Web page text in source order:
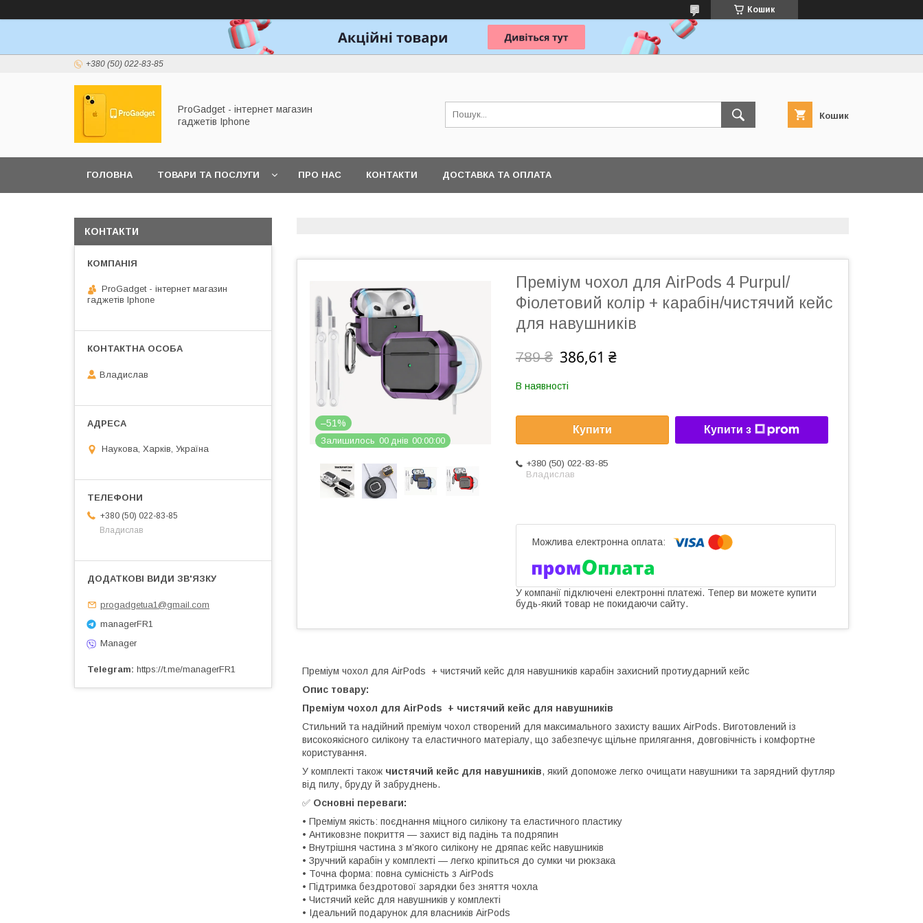
Кошик
+380 (50) 022-83-85
ProGadget - iнтернет магазин
гаджетів Iphone
Кошик
ГОЛОВНА ТОВАРИ ТА ПОСЛУГИ ПРО НАС КОНТАКТИ ДОСТАВКА ТА ОПЛАТА
–51%
Залишилось 00 днів 00 00 00
Преміум чохол для AirPods 4 Purpul/
Фіолетовий колір + карабін/чистячий кейс
для навушників
789 ₴ 386,61 ₴
В наявності
Купити Купити з
+380 (50) 022-83-85
Владислав
У компанії підключені електронні платежі. Тепер ви можете купити
будь-який товар не покидаючи сайту.
Преміум чохол для AirPods + чистячий кейс для навушників карабін захисний протиударний кейс
Опис товару:
Преміум чохол для AirPods + чистячий кейс для навушників
Стильний та надійний преміум чохол створений для максимального захисту ваших AirPods. Виготовлений із
високоякісного силікону та еластичного матеріалу, що забезпечує щільне прилягання, довговічність і комфортне
користування.
У комплекті також чистячий кейс для навушників, який допоможе легко очищати навушники та зарядний футляр
від пилу, бруду й забруднень.
✅ Основні переваги:
• Преміум якість: поєднання міцного силікону та еластичного пластику
• Антиковзне покриття — захист від падінь та подряпин
• Внутрішня частина з м’якого силікону не дряпає кейс навушників
• Зручний карабін у комплекті — легко кріпиться до сумки чи рюкзака
• Точна форма: повна сумісність з AirPods
• Підтримка бездротової зарядки без зняття чохла
• Чистячий кейс для навушників у комплекті
• Ідеальний подарунок для власників AirPods
КОНТАКТИ
ProGadget - iнтернет магазин
гаджетів Iphone
Владислав
Наукова, Харків, Україна
+380 (50) 022-83-85
Владислав
progadgetua1@gmail.com
managerFR1
Manager
Telegram https://t.me/managerFR1